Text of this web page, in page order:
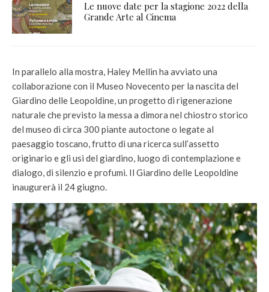
Le nuove date per la stagione 2022 della
Grande Arte al Cinema
In parallelo alla mostra, Haley Mellin ha avviato una
collaborazione con il Museo Novecento per la nascita del
Giardino delle Leopoldine, un progetto di rigenerazione
naturale che previsto la messa a dimora nel chiostro storico
del museo di circa 300 piante autoctone o legate al
paesaggio toscano, frutto di una ricerca sull’assetto
originario e gli usi del giardino, luogo di contemplazione e
dialogo, di silenzio e profumi. Il Giardino delle Leopoldine
inaugurerà il 24 giugno.